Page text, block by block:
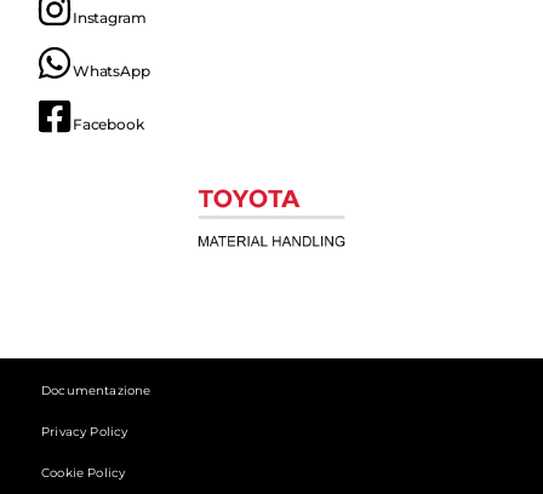
Instagram
WhatsApp
Facebook
Documentazione
Privacy Policy
Cookie Policy